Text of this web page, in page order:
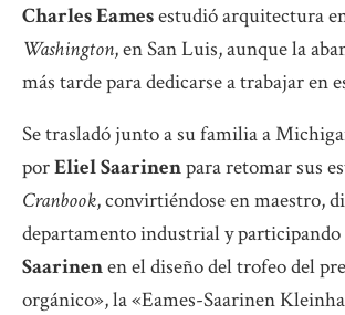
Charles Eamesestudió arquitectura
Washington, en San Luis, aunque la
más tarde para dedicarse a trabajar en
Se trasladó junto a su familia a
porEliel Saarinenpara retomar sus
Cranbook, convirtiéndose en maestro,
departamento industrial y
Saarinenen el diseño del trofeo del
orgánico», la «Eames-Saarinen